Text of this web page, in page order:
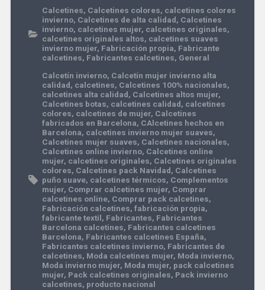
Calcetines, Calcetines colores, calcetines colores
invierno, Calcetines de alta calidad, Calcetines
invierno, calcetines mujer, calcetines originales,
calcetines originales altos, calcetines suaves
invierno mujer, Fabricación propia, Fabricante
calcetines, Fabricantes calcetines, General
Calcetín invierno, Calcetín mujer invierno alta
calidad, calcetines, Calcetines 100% nacionales,
calcetines alta calidad, Calcetines altos mujer,
Calcetines botas, calcetines calidad, calcetines
colores, calcetines de mujer, Calcetines
fabricados en Barcelona, CAlcetines hechos en
Barcelona, calcetines invierno mujer suaves,
Calcetines mujer suaves, Calcetines nacionales,
Calcetines online invierno, Calcetines online
mujer, calcetines originales, Calcetines originales
colores, Calcetines pack Navidad, Calcetines
puño suave, calcetines térmicos, Complementos
mujer, Comprar calcetines mujer, Comprar
calcetines online, Comprar pack calcetines,
Fabricación calcetines, fabricación propia,
fabricante textil, Fabricantes, Fabricantes
Barcelona calcetines, Fabricantes calcetines
Barcelona, Fabricantes calcetines España,
Fabricantes calcetines invierno, Fabricantes de
calcetines, Moda calcetines mujer, Moda invierno,
Moda invierno mujer, Moda mujer, pack calcetines
mujer, Pack calcetines originales, Pack invierno
calcetines, producto nacional